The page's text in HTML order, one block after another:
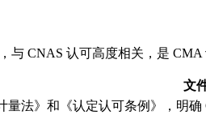
与 CNAS 认可高度相关，是 CMA
文
量法》和《认定认可条例》，明